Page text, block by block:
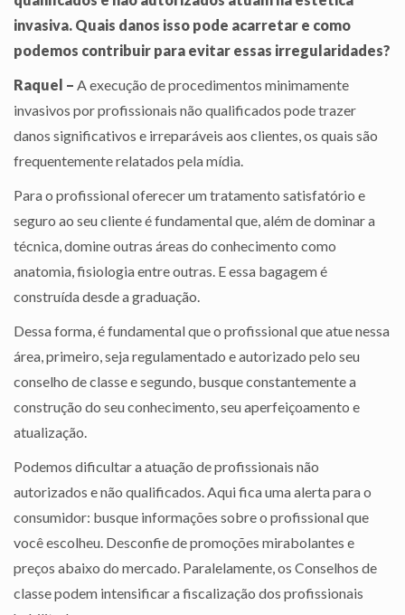
invasiva. Quais danos isso pode acarretar e como
podemos contribuir para evitar essas irregularidades?
Raquel – A execução de procedimentos minimamente
invasivos por profissionais não qualificados pode trazer
danos significativos e irreparáveis aos clientes, os quais são
frequentemente relatados pela mídia.
Para o profissional oferecer um tratamento satisfatório e
seguro ao seu cliente é fundamental que, além de dominar a
técnica, domine outras áreas do conhecimento como
anatomia, fisiologia entre outras. E essa bagagem é
construída desde a graduação.
Dessa forma, é fundamental que o profissional que atue nessa
área, primeiro, seja regulamentado e autorizado pelo seu
conselho de classe e segundo, busque constantemente a
construção do seu conhecimento, seu aperfeiçoamento e
atualização.
Podemos dificultar a atuação de profissionais não
autorizados e não qualificados. Aqui fica uma alerta para o
consumidor: busque informações sobre o profissional que
você escolheu. Desconfie de promoções mirabolantes e
preços abaixo do mercado. Paralelamente, os Conselhos de
classe podem intensificar a fiscalização dos profissionais